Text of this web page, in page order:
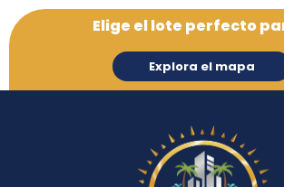
Elige el lote perfecto
Explora el mapa